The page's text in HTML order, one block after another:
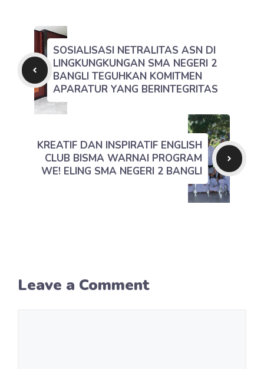
SOSIALISASI NETRALITAS ASN DI
LINGKUNGKUNGAN SMA NEGERI 2
BANGLI TEGUHKAN KOMITMEN
APARATUR YANG BERINTEGRITAS
KREATIF DAN INSPIRATIF ENGLISH
CLUB BISMA WARNAI PROGRAM
WE! ELING SMA NEGERI 2 BANGLI
Leave a Comment